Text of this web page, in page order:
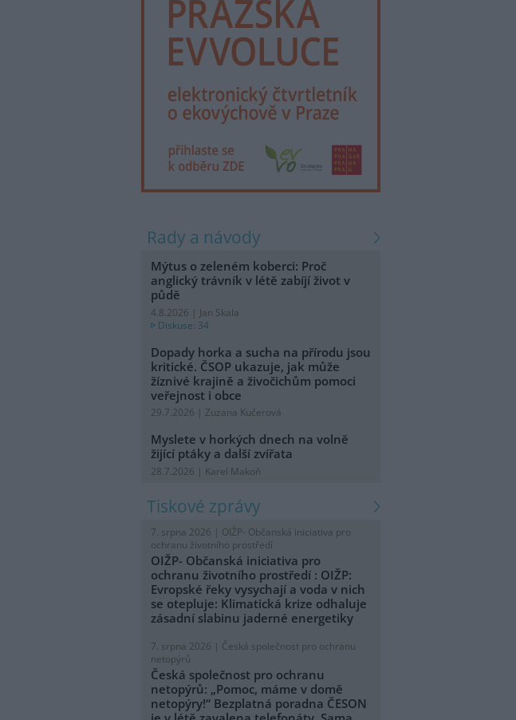
rady a návody
Mýtus o zeleném koberci: Proč
anglický trávník v létě zabíjí život v
půdě
4.8.2026 | Jan Skala
Diskuse: 34
Dopady horka a sucha na přírodu jsou
kritické. ČSOP ukazuje, jak může
žíznivé krajině a živočichům pomoci
veřejnost i obce
29.7.2026 | Zuzana Kučerová
Myslete v horkých dnech na volně
žijící ptáky a další zvířata
28.7.2026 | Karel Makoň
tiskové zprávy
7. srpna 2026 | OIŽP- Občanská iniciativa pro
ochranu životního prostředí
OIŽP- Občanská iniciativa pro
ochranu životního prostředí : OIŽP:
Evropské řeky vysychají a voda v nich
se otepluje: Klimatická krize odhaluje
zásadní slabinu jaderné energetiky
7. srpna 2026 | Česká společnost pro ochranu
netopýrů
Česká společnost pro ochranu
netopýrů: „Pomoc, máme v domě
netopýry!“ Bezplatná poradna ČESON